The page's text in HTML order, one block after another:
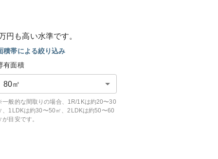
円も高い水準です。
積帯による絞り込み
有面積
80㎡
般的な間取りの場合、1R/1Kは約20〜30
、1LDKは約30〜50㎡、2LDKは約50〜60
が目安です。